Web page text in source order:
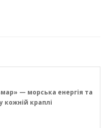
— морська енергія та
кожній краплі